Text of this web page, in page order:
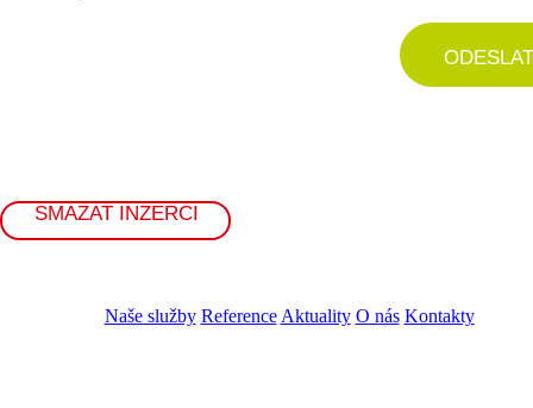
ODESLAT
SMAZAT INZERCI
Naše služby Reference Aktuality O nás Kontakty